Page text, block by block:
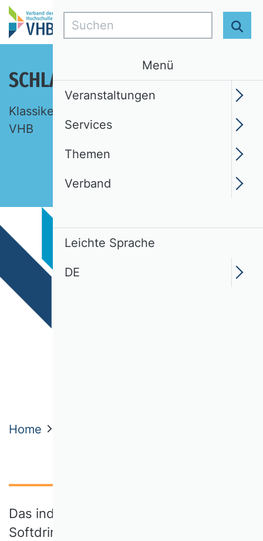
SCHLAGLICHTER DER BWL
Klassiker, Ideen, Begriffe. Eine Auswahl des
VHB
Home
Das individualisierte Etikett auf der
Softdrink-Flasche. Der Elektroroller zum
Suchen
Menü
Veranstaltungen
Services
Themen
Verband
Leichte Sprache
DE